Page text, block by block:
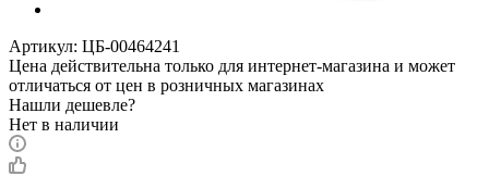
Артикул: ЦБ-00464241
Цена действительна только для интернет-магазина и может
отличаться от цен в розничных магазинах
Нашли дешевле?
Нет в наличии